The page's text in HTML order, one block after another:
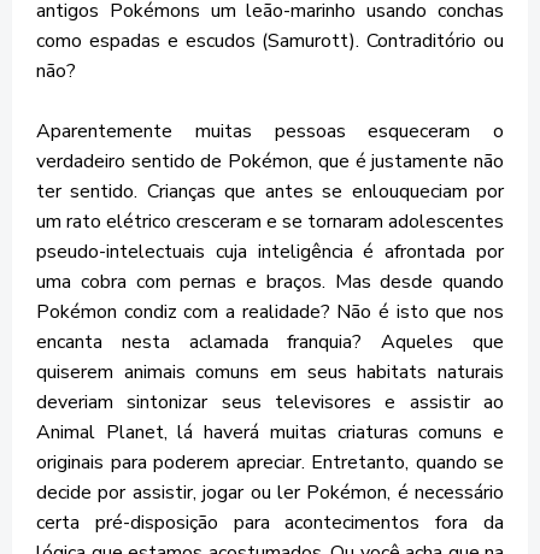
antigos Pokémons um leão-marinho usando conchas
como espadas e escudos (Samurott). Contraditório ou
não?
Aparentemente muitas pessoas esqueceram o
verdadeiro sentido de Pokémon, que é justamente não
ter sentido. Crianças que antes se enlouqueciam por
um rato elétrico cresceram e se tornaram adolescentes
pseudo-intelectuais cuja inteligência é afrontada por
uma cobra com pernas e braços. Mas desde quando
Pokémon condiz com a realidade? Não é isto que nos
encanta nesta aclamada franquia? Aqueles que
quiserem animais comuns em seus habitats naturais
deveriam sintonizar seus televisores e assistir ao
Animal Planet, lá haverá muitas criaturas comuns e
originais para poderem apreciar. Entretanto, quando se
decide por assistir, jogar ou ler Pokémon, é necessário
certa pré-disposição para acontecimentos fora da